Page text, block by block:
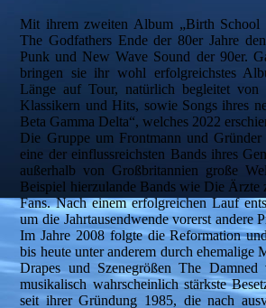
Mit ihrem zweiten Album „Birth School
The Godfathers Ende der 80er Jahre
Punk und New Wave Sound der 90er.
bringen sie ihr wohl erfolgreichstes
Länge auf Tour, natürlich begleitet von
Klassikern und Hits, sowie Songs ihres
Beta Gamma Delta“, welches 2022
Die Gruppe um Frontmann und
eine der einflussreichsten Bands ihres
außerhalb von Großbritannien große
Beispiel hierzulande Bands wie Die Ärzte
Fans. Nach einem erfolgreichen Lauf
um die Jahrtausendwende vorerst andere
Im Jahre 2008 folgte die Reformation
bis heute unter anderem durch ehemalige
Drapes und Szenegrößen The
musikalisch wahrscheinlich stärkste
seit ihrer Gründung 1985, die nach